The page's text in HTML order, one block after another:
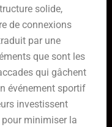
solide,
de connexions
par une
que sont les
qui gâchent
événement sportif
investissent
minimiser la